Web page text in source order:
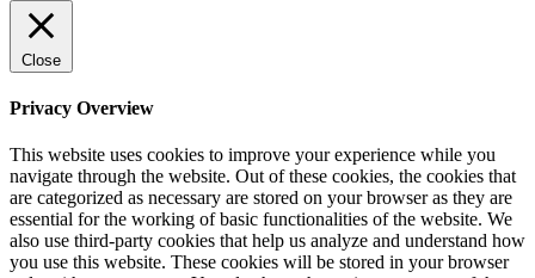
Close
Privacy Overview
This website uses cookies to improve your experience while you
navigate through the website. Out of these cookies, the cookies that
are categorized as necessary are stored on your browser as they are
essential for the working of basic functionalities of the website. We
also use third-party cookies that help us analyze and understand how
you use this website. These cookies will be stored in your browser